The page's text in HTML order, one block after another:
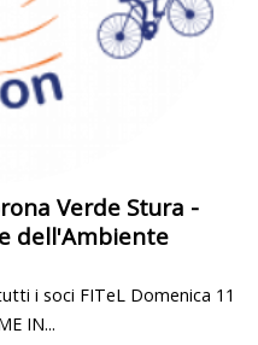
Verde Stura -
dell'Ambiente
i soci FITeL Domenica 11
IN...